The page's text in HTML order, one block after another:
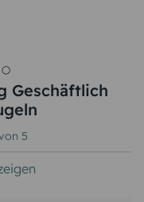
Geschäftlich
5